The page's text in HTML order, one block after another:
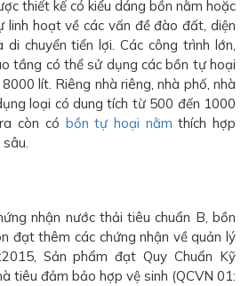
thiết kế có kiểu dáng bồn nằm hoặc
linh hoạt về các vấn đề đào đất, diện
chuyển tiển lợi. Các công trình lớn,
tầng có thể sử dụng các bồn tự hoại
lít. Riêng nhà riêng, nhà phố, nhà
loại có dung tích từ 500 đến 1000
còn có bồn tự hoại nằm thích hợp
nhận nước thải tiêu chuẩn B, bồn
đạt thêm các chứng nhận về quản lý
Sản phẩm đạt Quy Chuẩn Kỹ
tiêu đảm bảo hợp vệ sinh (QCVN 01: